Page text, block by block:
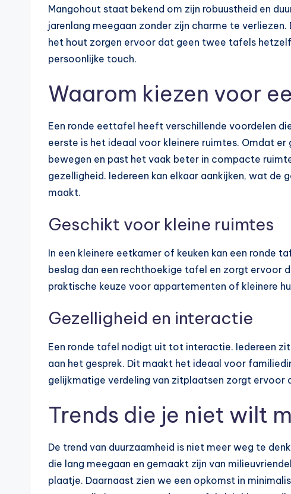
Mangohout staat bekend om zijn robuustheid en
jarenlang meegaan zonder zijn charme te
het hout zorgen ervoor dat geen twee tafels
persoonlijke touch.
Waarom kiezen voor
Een ronde eettafel heeft verschillende voordelen
eerste is het ideaal voor kleinere ruimtes. Omdat er
bewegen en past het vaak beter in compacte
gezelligheid. Iedereen kan elkaar aankijken, wat de
maakt.
Geschikt voor kleine ruimtes
In een kleinere eetkamer of keuken kan een ronde
beslag dan een rechthoekige tafel en zorgt ervoor
praktische keuze voor appartementen of kleinere
Gezelligheid en interactie
Een ronde tafel nodigt uit tot interactie. Iedereen
aan het gesprek. Dit maakt het ideaal voor
gelijkmatige verdeling van zitplaatsen zorgt ervoor
Trends die je niet wilt
De trend van duurzaamheid is niet meer weg te
die lang meegaan en gemaakt zijn van
plaatje. Daarnaast zien we een opkomst in